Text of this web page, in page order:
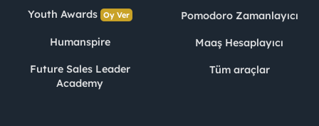
Youth Awards Oy Ver
Humanspire
Future Sales Leader
Academy
Pomodoro Zamanlayıcı
Maaş Hesaplayıcı
Tüm araçlar